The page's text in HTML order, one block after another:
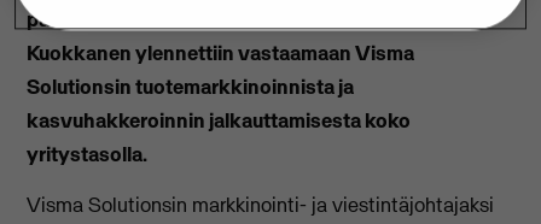
paikalta. Samalla markkinointipäällikkö Juha
Kuokkanen ylennettiin vastaamaan Visma
Solutionsin tuotemarkkinoinnista ja
kasvuhakkeroinnin jalkauttamisesta koko
yritystasolla.
Visma Solutionsin markkinointi- ja viestintäjohtajaksi